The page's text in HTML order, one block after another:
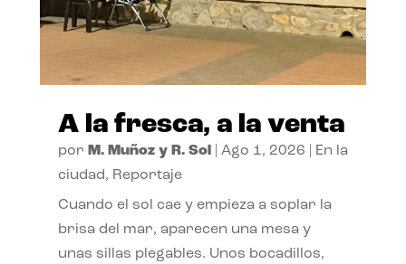
A la fresca, a la venta
por M. Muñoz y R. Sol| Ago 1, 2026
En la
ciudad, Reportaje
Cuando el sol cae y empieza a soplar la
brisa del mar, aparecen una mesa y
unas sillas plegables. Unos bocadillos,